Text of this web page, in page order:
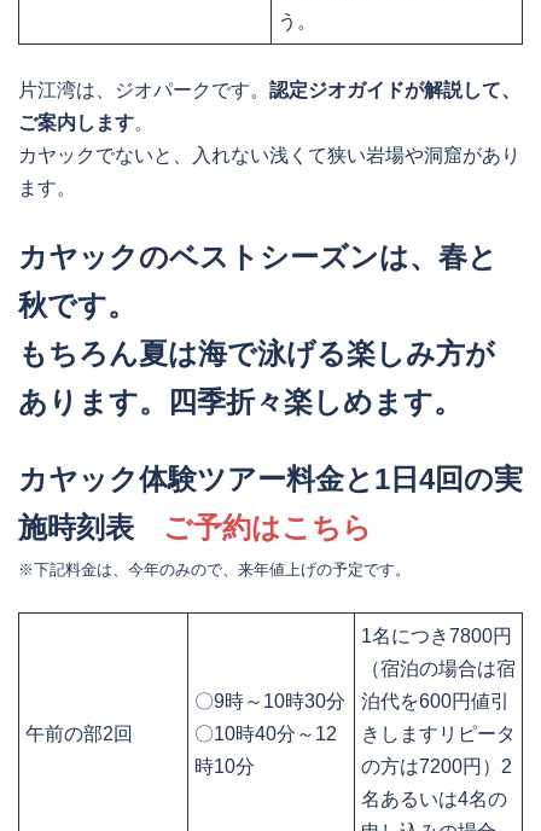
う。
片江湾は、ジオパークです。 認定ジオガイドが解説して、
ご案内します。
カヤックでないと、入れない浅くて狭い岩場や洞窟があり
ます。
カヤックのベストシーズンは、春と
秋です。
もちろん夏は海で泳げる楽しみ方が
あります。四季折々楽しめます。
カヤック体験ツアー料金と1日4回の実
施時刻表
ご予約はこちら
※下記料金は、今年のみので、来年値上げの予定です。
午前の部2回
〇9時～10時30分
〇10時40分～12
時10分
1名につき7800円
（宿泊の場合は宿
泊代を600円値引
きしますリピータ
の方は7200円）2
名あるいは4名の